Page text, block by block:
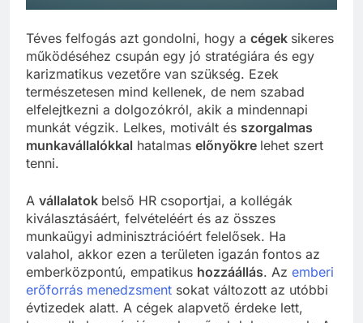
Téves felfogás azt gondolni, hogy a cégek sikeres
működéséhez csupán egy jó stratégiára és egy
karizmatikus vezetőre van szükség. Ezek
természetesen mind kellenek, de nem szabad
elfelejtkezni a dolgozókról, akik a mindennapi
munkát végzik. Lelkes, motivált és szorgalmas
munkavállalókkal hatalmas előnyökre lehet szert
tenni.
A vállalatok belső HR csoportjai, a kollégák
kiválasztásáért, felvételéért és az összes
munkaügyi adminisztrációért felelősek. Ha
valahol, akkor ezen a területen igazán fontos az
emberközpontú, empatikus hozzáállás. Az emberi
erőforrás menedzsment sokat változott az utóbbi
évtizedek alatt. A cégek alapvető érdeke lett,